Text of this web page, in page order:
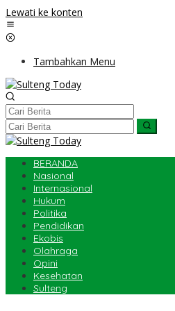
Lewati ke konten
Tambahkan Menu
BERANDA
Nasional
Internasional
Hukum
Politika
Pendidikan
Ekobis
Olahraga
Opini
Kesehatan
Sulteng